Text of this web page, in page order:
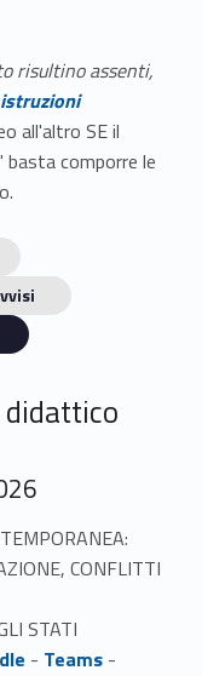
risultino assenti,
all'altro SE il
basta comporre le
CONFLITTI
STATI
- Teams-